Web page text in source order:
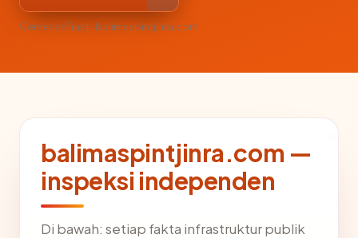
CemerlanTrust · balimaspintjinra.com
balimaspintjinra.com —
inspeksi independen
Di bawah: setiap fakta infrastruktur publik